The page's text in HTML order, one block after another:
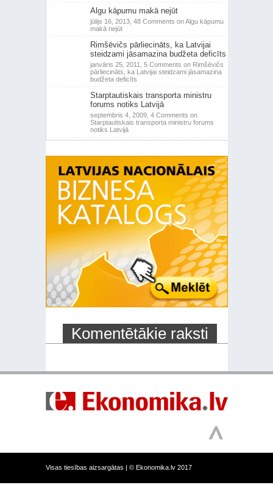
Algu kāpumu makā nejūt
jūlijs 16, 2013, 48 Comments on Algu kāpumu
makā nejūt
Rimšēvičs pārliecināts, ka Latvijai
steidzami jāsamazina budžeta deficīts
janvāris 25, 2011, 5 Comments on Rimšēvičs
pārliecināts, ka Latvijai steidzami jāsamazina
budžeta deficīts
Starptautiskais transporta ministru
forums notiks Latvijā
septembris 4, 2009, 4 Comments on
Starptautiskais transporta ministru forums
notiks Latvijā
Komentētākie raksti
Visas tiesības aizsargātas | © Ekonomika.lv 2017